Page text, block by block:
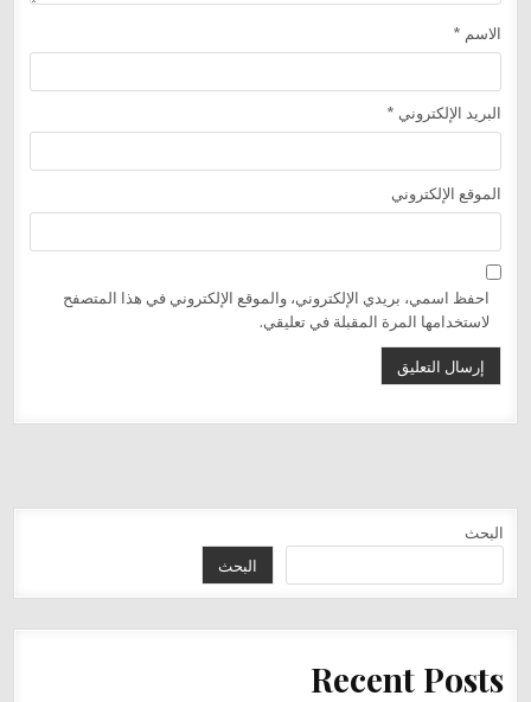
الاسم *
البريد الإلكتروني *
الموقع الإلكتروني
احفظ اسمي، بريدي الإلكتروني، والموقع الإلكتروني في هذا المتصفح
لاستخدامها المرة المقبلة في تعليقي.
البحث
البحث
Recent Posts